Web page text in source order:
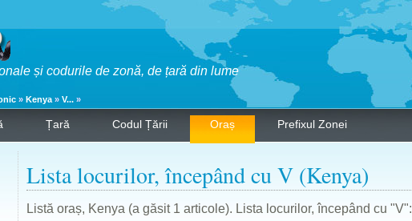
și codurile de zonă, de țară din lume
» Kenya » V... »
Țară Codul Țării Oraș Prefixul Zonei
Lista locurilor, începând cu V (Kenya)
Listă oraș, Kenya (a găsit 1 articole). Lista locurilor, începând cu "V":